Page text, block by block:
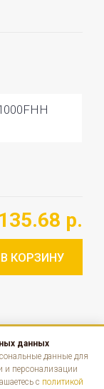
р.
КОРЗИНУ
данных
данные для
и персонализации
с политикой